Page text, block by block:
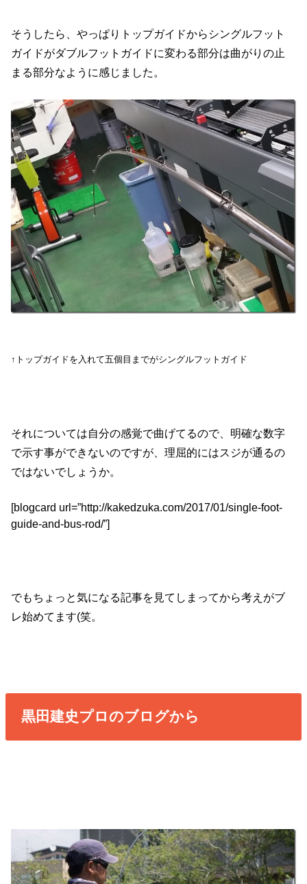
そうしたら、やっぱりトップガイドからシングルフット
ガイドがダブルフットガイドに変わる部分は曲がりの止
まる部分なように感じました。
↑トップガイドを入れて五個目までがシングルフットガイド
それについては自分の感覚で曲げてるので、明確な数字
で示す事ができないのですが、理屈的にはスジが通るの
ではないでしょうか。
[blogcard url=”http://kakedzuka.com/2017/01/single-foot-
guide-and-bus-rod/”]
でもちょっと気になる記事を見てしまってから考えがブ
レ始めてます(笑。
黒田建史プロのブログから